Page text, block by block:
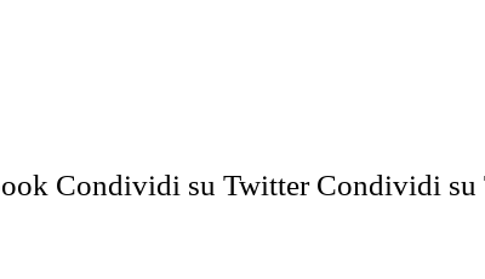
Condividi su Twitter Condividi su